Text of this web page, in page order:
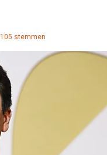
105 stemmen